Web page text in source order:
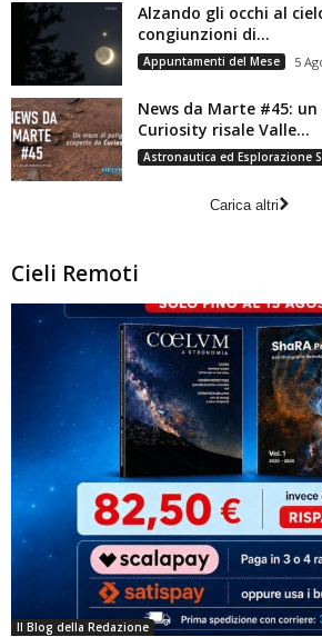
Alzando gli occhi al
congiunzioni di...
Appuntamenti del Mese 5
News da Marte #45:
Curiosity risale Valle...
Astronautica ed Esplorazione
Carica altri
Cieli Remoti
Il Blog della Redazione